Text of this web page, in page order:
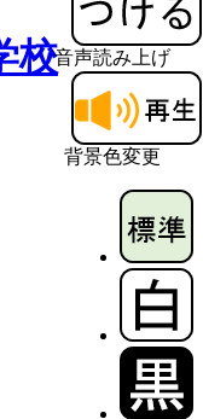
音声読み上げ
背景色変更
校